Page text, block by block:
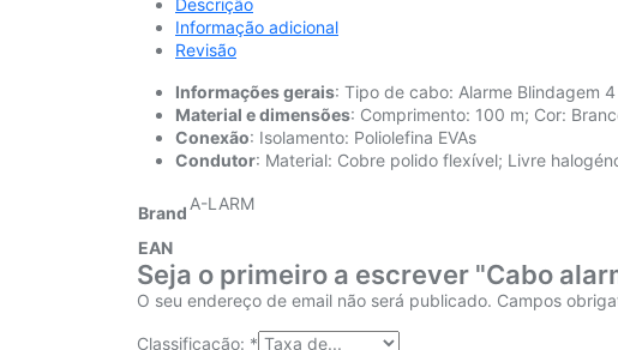
Descrição
Informação adicional
Revisão
Informações gerais: Tipo de cabo: Alarme Blindagem 4
Material e dimensões: Comprimento: 100 m; Cor:
Conexão: Isolamento: Poliolefina EVAs
Condutor: Material: Cobre polido flexível; Livre
BrandA-LARM
EAN
Seja o primeiro a escrever "Cabo
O seu endereço de email não será publicado. Campos
Classificação: *